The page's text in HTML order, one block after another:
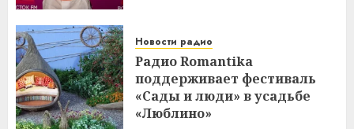
Новости радио
Радио Romantika
поддерживает фестиваль
«Сады и люди» в усадьбе
«Люблино»